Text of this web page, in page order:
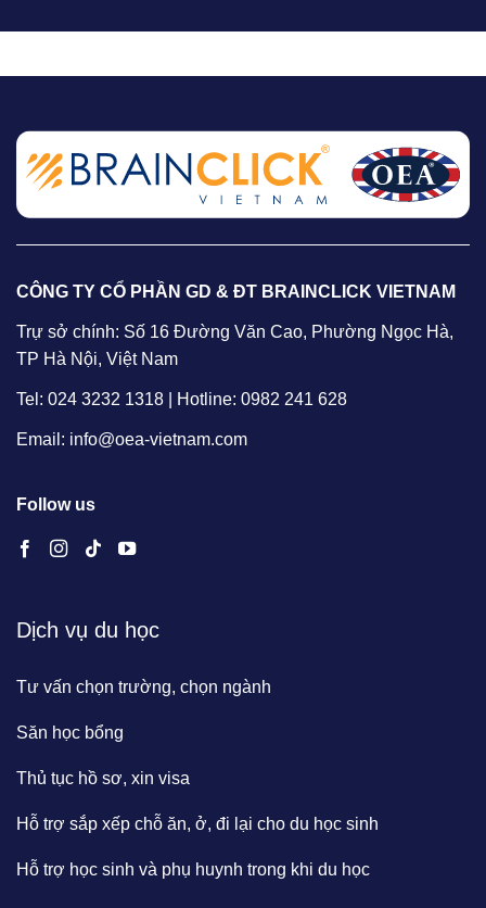
CÔNG TY CỔ PHẦN GD & ĐT BRAINCLICK VIETNAM
Trự sở chính: Số 16 Đường Văn Cao, Phường Ngọc Hà,
TP Hà Nội, Việt Nam
Tel: 024 3232 1318 | Hotline: 0982 241 628
Email: info@oea-vietnam.com
Follow us
Dịch vụ du học
Tư vấn chọn trường, chọn ngành
Săn học bổng
Thủ tục hồ sơ, xin visa
Hỗ trợ sắp xếp chỗ ăn, ở, đi lại cho du học sinh
Hỗ trợ học sinh và phụ huynh trong khi du học